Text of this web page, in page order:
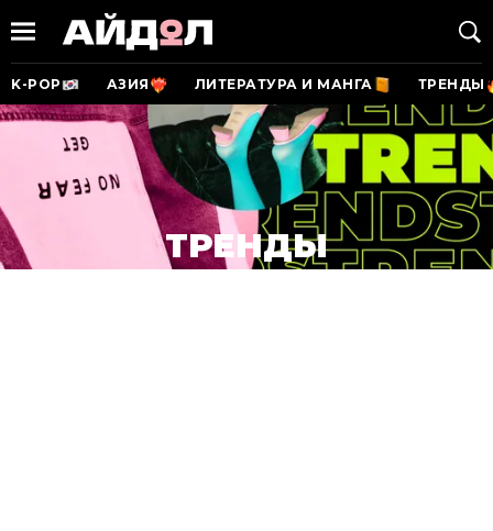
K-POP АЗИЯ ЛИТЕРАТУРА И МАНГА ТРЕНДЫ
ТРЕНДЫ